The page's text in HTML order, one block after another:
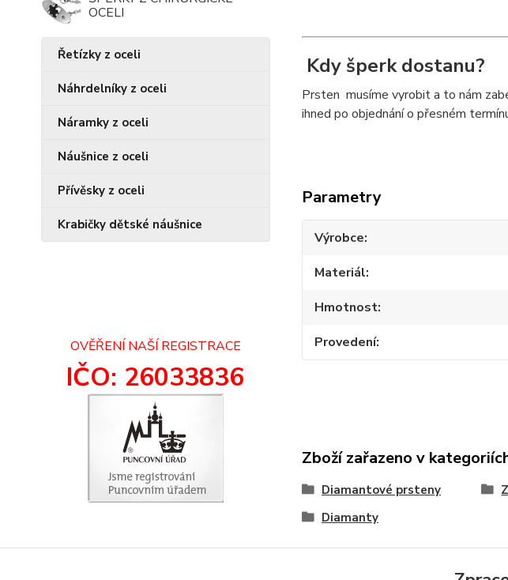
OCELI
Řetízky z oceli
Náhrdelníky z oceli
Náramky z oceli
Náušnice z oceli
Přívěsky z oceli
Krabičky dětské náušnice
OVĚŘENÍ NAŠÍ REGISTRACE
IČO: 26033836
Kdy šperk dostanu?
Prsten musíme vyrobit a to nám
ihned po objednání o přesném
Parametry
Výrobce
Materiál
Hmotnost
Provedení
Zboží zařazeno v
Diamantové prsteny
Diamanty